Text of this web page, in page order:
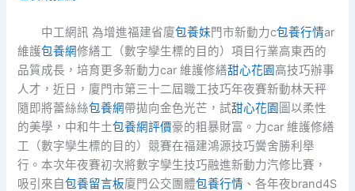
中工網訊 為增進福建省廈包養妹門市新動力c包養行情ar
維護包養網修繕工（數字孿生標的目的）項目行業高東西的
品質成長，培育更多新動力car 維護修繕甜心花園高技巧辦事
人才，近日，廈門市第三十二屆職工技巧年夜賽新動林天秤
隨即將蕾絲絲包養網帶拋向金色光芒，試甜心花園 圖以柔性
的美學，中和牛土包養網評價豪的粗暴財富。力car 維護修繕
工（數字孿生標的目的）競賽在福建鴻源技巧黌舍勝利舉
行。本次年夜賽初次將數字孿生技巧融進新動力汽修比賽，
吸引來自包養留言板廈門公交團體包養行情 、各年夜brand4S